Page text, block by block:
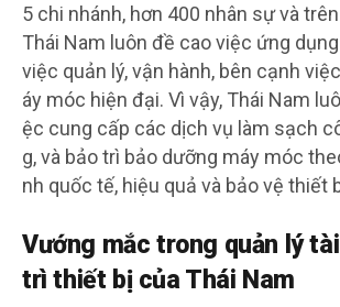
5 chi nhánh, hơn 400 nhân sự và
Thái Nam luôn đề cao việc ứng
việc quản lý, vận hành, bên cạnh
áy móc hiện đại. Vì vậy, Thái Nam
ệc cung cấp các dịch vụ làm sạch
g, và bảo trì bảo dưỡng máy móc
nh quốc tế, hiệu quả và bảo vệ thiết
Vướng mắc trong quản lý
trì thiết bị của Thái Nam